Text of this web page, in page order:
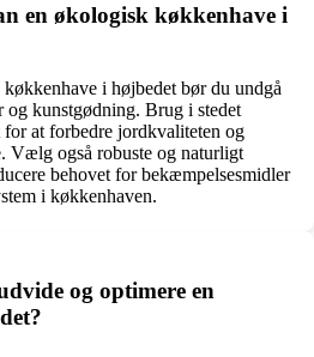
en økologisk køkkenhave i
i højbedet bør du undgå
og kunstgødning. Brug i stedet
at forbedre jordkvaliteten og
Vælg også robuste og naturligt
behovet for bekæmpelsesmidler
i køkkenhaven.
og optimere en